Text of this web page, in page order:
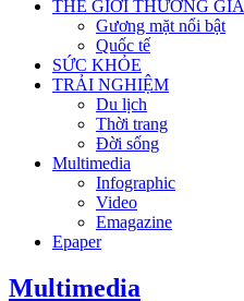
THẾ GIỚI THƯƠNG GIA
Gương mặt nổi bật
Quốc tế
SỨC KHỎE
TRẢI NGHIỆM
Du lịch
Thời trang
Đời sống
Multimedia
Infographic
Video
Emagazine
Epaper
Multimedia